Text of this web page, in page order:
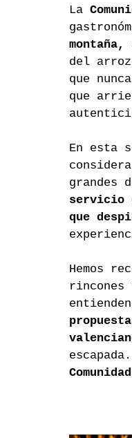
La
del
que
que
En esta
grandes
servicio
que
Hemos
rincones